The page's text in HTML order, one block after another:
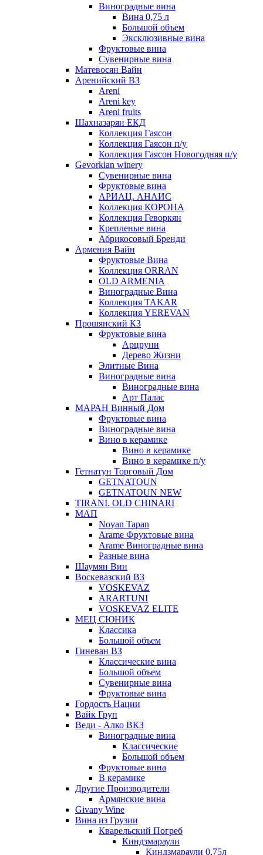
Виноградные вина
Вина 0,75 л
Большой объем
Эксклюзивные вина
Фруктовые вина
Cувенирные вина
Матевосян Вайн
Аренийский ВЗ
Areni
Areni key
Areni fruits
Шахназарян ЕКД
Коллекция Гаясон
Коллекция Гаясон п/у
Коллекция Гаясон Новогодняя п/у
Gevorkian winery
Сувенирные вина
Фруктовые вина
АРИАЦ. АНАИС
Коллекция КОРОНА
Коллекция Геворкян
Крепленые вина
Абрикосовый Бренди
Армения Вайн
Фруктовые Вина
Коллекция ORRAN
OLD ARMENIA
Виноградные Вина
Коллекция TAKAR
Коллекция YEREVAN
Прошянский КЗ
Фруктовые вина
Арцруни
Дерево Жизни
Элитные Вина
Виноградные вина
Виноградные вина
Арт Палас
МАРАН Винный Дом
Фруктовые вина
Виноградные вина
Вино в керамике
Вино в керамике
Вино в керамике п/у
Гетнатун Торговый Дом
GETNATOUN
GETNATOUN NEW
TIRANI. OLD CHINARI
МАП
Noyan Tapan
Arame Фруктовые вина
Arame Виноградные вина
Разные вина
Шаумян Вин
Воскевазский ВЗ
VOSKEVAZ
ARARTUNI
VOSKEVAZ ELITE
МЕЦ СЮНИК
Классика
Большой объем
Гиневан ВЗ
Классические вина
Большой объем
Сувенирные вина
Фруктовые вина
Гордость Нации
Вайк Груп
Веди - Алко ВКЗ
Виноградные вина
Классические
Большой объем
Фруктовые вина
В керамике
Другие Производители
Армянские вина
Givany Wine
Вина из Грузии
Кварельский Погреб
Киндзмараули
Киндзмараули 0,75л